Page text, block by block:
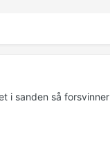
i sanden så forsvinner